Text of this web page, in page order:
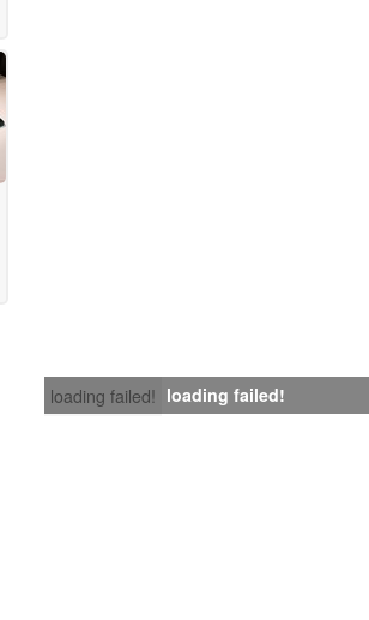
loading failed! loading failed!